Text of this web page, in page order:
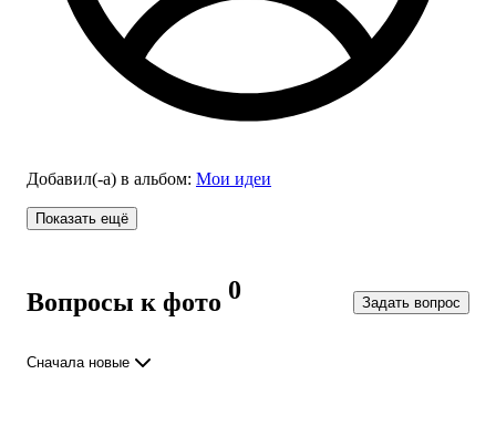
Добавил(-а) в альбом: Мои идеи
Показать ещё
Вопросы к фото 0 Задать вопрос
Сначала новые